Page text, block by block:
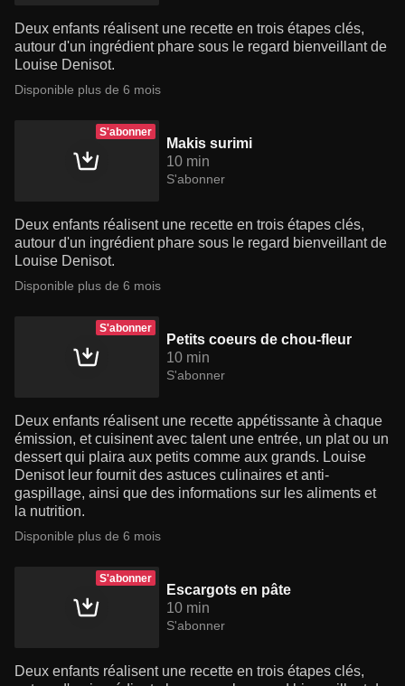
Deux enfants réalisent une recette en trois étapes clés,
autour d'un ingrédient phare sous le regard bienveillant de
Louise Denisot.
Disponible plus de 6 mois
S'abonner
Makis surimi
10 min
S'abonner
Deux enfants réalisent une recette en trois étapes clés,
autour d'un ingrédient phare sous le regard bienveillant de
Louise Denisot.
Disponible plus de 6 mois
S'abonner
Petits coeurs de chou-fleur
10 min
S'abonner
Deux enfants réalisent une recette appétissante à chaque
émission, et cuisinent avec talent une entrée, un plat ou un
dessert qui plaira aux petits comme aux grands. Louise
Denisot leur fournit des astuces culinaires et anti-
gaspillage, ainsi que des informations sur les aliments et
la nutrition.
Disponible plus de 6 mois
S'abonner
Escargots en pâte
10 min
S'abonner
Deux enfants réalisent une recette en trois étapes clés,